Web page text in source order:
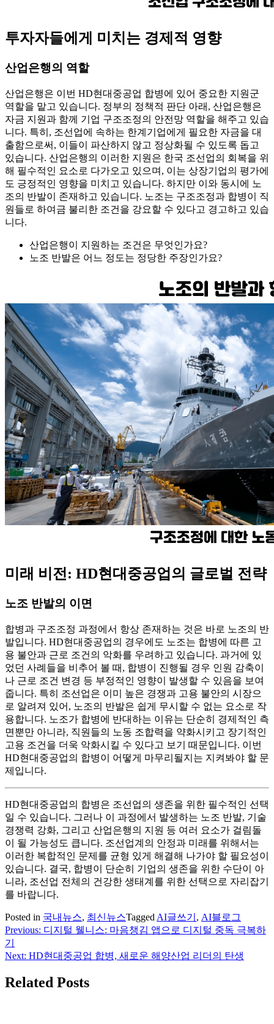
투자자들에게 미치는 경제적 영향
산업은행의 역할
산업은행은 이번 HD현대중공업 합병에 있어 중요한 지원군
역할을 맡고 있습니다. 정부의 정책적 판단 아래, 산업은행은
자금 지원과 함께 기업 구조조정의 안전망 역할을 해주고 있습
니다. 특히, 조선업에 속하는 한계기업에게 필요한 자금을 대
출함으로써, 이들이 파산하지 않고 정상화될 수 있도록 돕고
있습니다. 산업은행의 이러한 지원은 한국 조선업의 회복을 위
해 필수적인 요소로 다가오고 있으며, 이는 상장기업의 평가에
도 긍정적인 영향을 미치고 있습니다. 하지만 이와 동시에 노
조의 반발이 존재하고 있습니다. 노조는 구조조정과 합병이 직
원들로 하여금 불리한 조건을 강요할 수 있다고 경고하고 있습
니다.
산업은행이 지원하는 조건은 무엇인가요?
노조 반발은 어느 정도는 정당한 주장인가요?
미래 비전: HD현대중공업의 글로벌 전략
노조 반발의 이면
합병과 구조조정 과정에서 항상 존재하는 것은 바로 노조의 반
발입니다. HD현대중공업의 경우에도 노조는 합병에 따른 고
용 불안과 근로 조건의 악화를 우려하고 있습니다. 과거에 있
었던 사례들을 비추어 볼 때, 합병이 진행될 경우 인원 감축이
나 근로 조건 변경 등 부정적인 영향이 발생할 수 있음을 보여
줍니다. 특히 조선업은 이미 높은 경쟁과 고용 불안의 시장으
로 알려져 있어, 노조의 반발은 쉽게 무시할 수 없는 요소로 작
용합니다. 노조가 합병에 반대하는 이유는 단순히 경제적인 측
면뿐만 아니라, 직원들의 노동 조합력을 약화시키고 장기적인
고용 조건을 더욱 악화시킬 수 있다고 보기 때문입니다. 이번
HD현대중공업의 합병이 어떻게 마무리될지는 지켜봐야 할 문
제입니다.
HD현대중공업의 합병은 조선업의 생존을 위한 필수적인 선택
일 수 있습니다. 그러나 이 과정에서 발생하는 노조 반발, 기술
경쟁력 강화, 그리고 산업은행의 지원 등 여러 요소가 걸림돌
이 될 가능성도 큽니다. 조선업계의 안정과 미래를 위해서는
이러한 복합적인 문제를 균형 있게 해결해 나가야 할 필요성이
있습니다. 결국, 합병이 단순히 기업의 생존을 위한 수단이 아
니라, 조선업 전체의 건강한 생태계를 위한 선택으로 자리잡기
를 바랍니다.
Posted in 국내뉴스, 최신뉴스Tagged AI글쓰기 , AI블로그
글
탐
Previous: 디지털 웰니스: 마음챙김 앱으로 디지털 중독 극복하
기
Next: HD현대중공업 합병, 새로운 해양산업 리더의 탄생
Related Posts